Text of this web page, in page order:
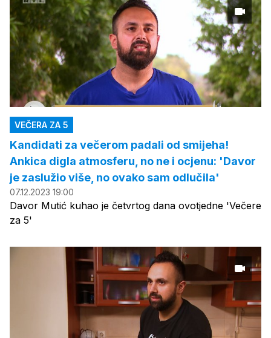
VEČERA ZA 5
Kandidati za večerom padali od smijeha!
Ankica digla atmosferu, no ne i ocjenu: 'Davor
je zaslužio više, no ovako sam odlučila'
07.12.2023 19:00
Davor Mutić kuhao je četvrtog dana ovotjedne 'Večere
za 5'